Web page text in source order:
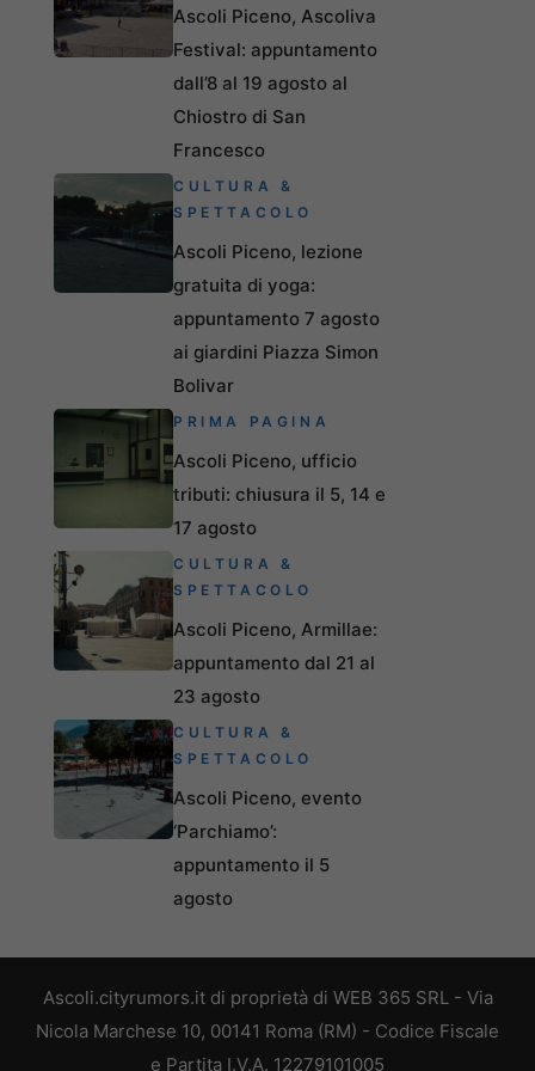
Ascoli Piceno, Ascoliva
Festival: appuntamento
dall’8 al 19 agosto al
Chiostro di San
Francesco
CULTURA &
SPETTACOLO
Ascoli Piceno, lezione
gratuita di yoga:
appuntamento 7 agosto
ai giardini Piazza Simon
Bolivar
PRIMA PAGINA
Ascoli Piceno, ufficio
tributi: chiusura il 5, 14 e
17 agosto
CULTURA &
SPETTACOLO
Ascoli Piceno, Armillae:
appuntamento dal 21 al
23 agosto
CULTURA &
SPETTACOLO
Ascoli Piceno, evento
‘Parchiamo’:
appuntamento il 5
agosto
Ascoli.cityrumors.it di proprietà di WEB 365 SRL - Via
Nicola Marchese 10, 00141 Roma (RM) - Codice Fiscale
e Partita I.V.A. 12279101005